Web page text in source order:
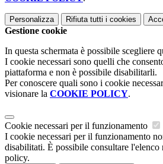
Personalizza Rifiuta tutti i cookies
Gestione cookie
In questa schermata è possibile scegliere
I cookie necessari sono quelli che
piattaforma e non è possibile disabilitarli.
Per conoscere quali sono i cookie
visionare la COOKIE POLICY.
Cookie necessari per il funzionamento
I cookie necessari per il funzionamento
disabilitati. È possibile consultare
policy.